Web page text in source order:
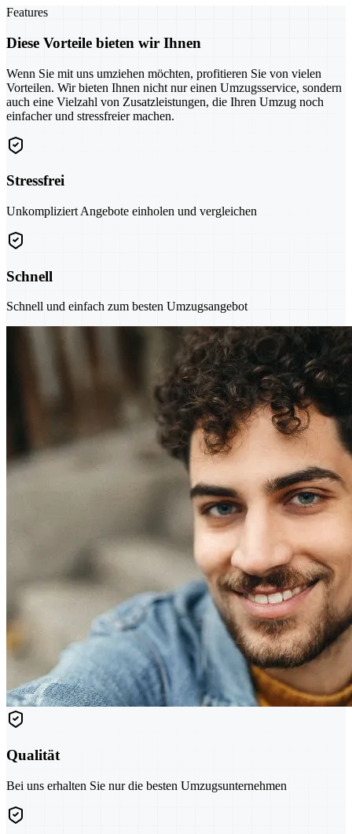
Features
Diese Vorteile bieten wir Ihnen
Wenn Sie mit uns umziehen möchten, profitieren Sie von vielen
Vorteilen. Wir bieten Ihnen nicht nur einen Umzugsservice, sondern
auch eine Vielzahl von Zusatzleistungen, die Ihren Umzug noch
einfacher und stressfreier machen.
Stressfrei
Unkompliziert Angebote einholen und vergleichen
Schnell
Schnell und einfach zum besten Umzugsangebot
Qualität
Bei uns erhalten Sie nur die besten Umzugsunternehmen